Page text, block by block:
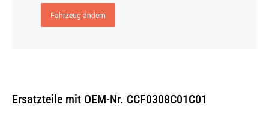
Fahrzeug ändern
Ersatzteile mit OEM-Nr. CCF0308C01C01